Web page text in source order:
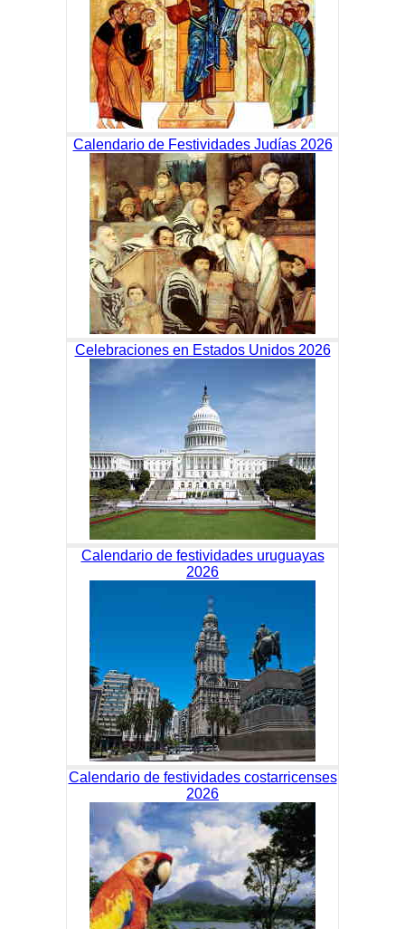
Calendario de Festividades Judías 2026
Celebraciones en Estados Unidos 2026
Calendario de festividades uruguayas
2026
Calendario de festividades costarricenses
2026